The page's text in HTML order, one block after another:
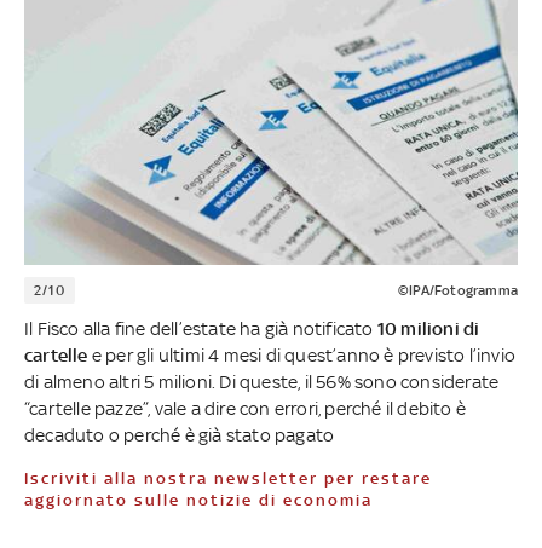
2/10 ©IPA/Fotogramma
Il Fisco alla fine dell’estate ha già notificato 10 milioni di
cartelle e per gli ultimi 4 mesi di quest’anno è previsto l’invio
di almeno altri 5 milioni. Di queste, il 56% sono considerate
“cartelle pazze”, vale a dire con errori, perché il debito è
decaduto o perché è già stato pagato
Iscriviti alla nostra newsletter per restare
aggiornato sulle notizie di economia